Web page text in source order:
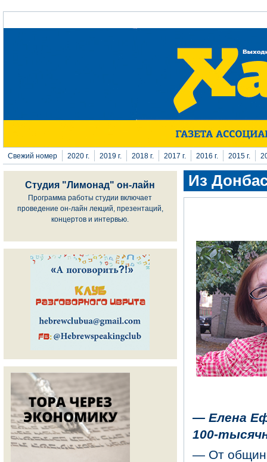
Перейти к основному содержанию
Свежий номер 2020 г. 2019 г. 2018 г. 2017 г. 2016 г. 2015 г.
Студия "Лимонад" он-лайн
Программа работы студии включает
проведение он-лайн лекций, презентаций,
концертов и интервью.
Из
— Елена
100-
— От